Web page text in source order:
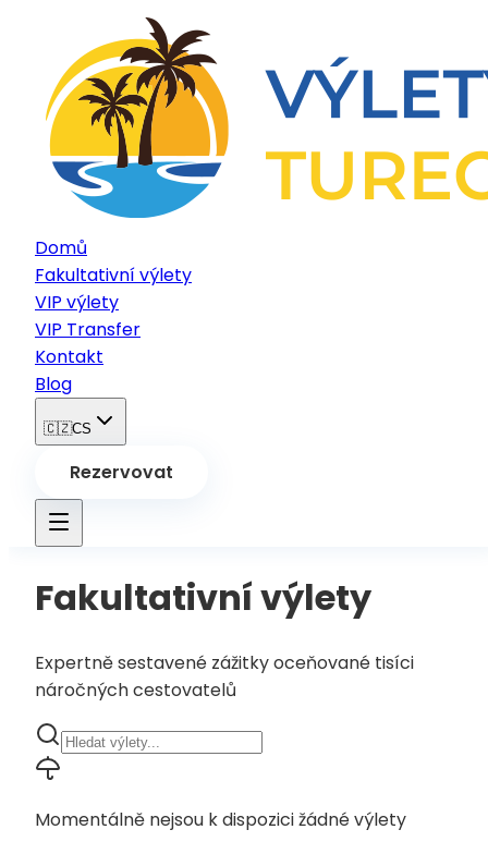
Domů
Fakultativní výlety
VIP výlety
VIP Transfer
Kontakt
Blog
🇨🇿CS
Rezervovat
Fakultativní výlety
Expertně sestavené zážitky oceňované tisíci
náročných cestovatelů
Momentálně nejsou k dispozici žádné výlety